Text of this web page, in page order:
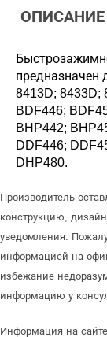
ОПИСАНИЕ
предназначен
8413D; 8433D;
BDF446;
BHP442;
DDF446;
DHP480.
Производитель
конструкцию,
уведомления.
информацией на
избежание
информацию у
Информация на